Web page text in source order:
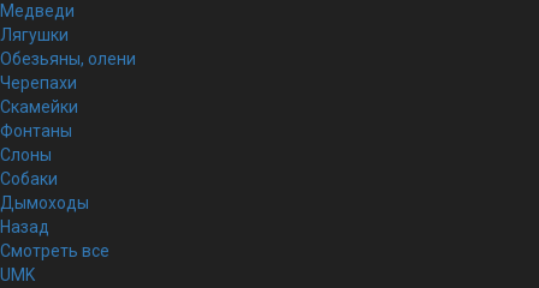
Медведи
Лягушки
Обезьяны, олени
Черепахи
Скамейки
Фонтаны
Слоны
Собаки
Дымоходы
Назад
Смотреть все
UMK